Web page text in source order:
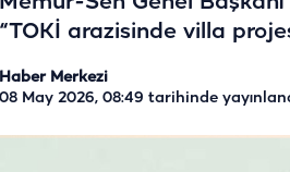
“TOKİ arazisinde villa
Haber Merkezi
08 May 2026, 08:49 tarihinde